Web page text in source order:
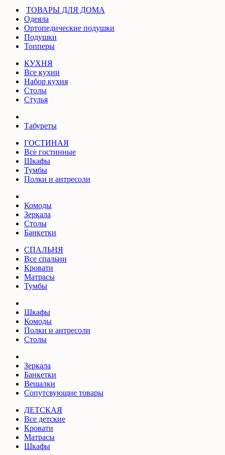
ТОВАРЫ ДЛЯ ДОМА
Одеяла
Ортопедические подушки
Подушки
Топперы
КУХНЯ
Все кухни
Набор кухня
Столы
Стулья
Табуреты
ГОСТИНАЯ
Все гостинные
Шкафы
Тумбы
Полки и антресоли
Комоды
Зеркала
Столы
Банкетки
СПАЛЬНЯ
Все спальни
Кровати
Матрасы
Тумбы
Шкафы
Комоды
Полки и антресоли
Столы
Зеркала
Банкетки
Вешалки
Сопутсвующие товары
ДЕТСКАЯ
Все детские
Кровати
Матрасы
Шкафы